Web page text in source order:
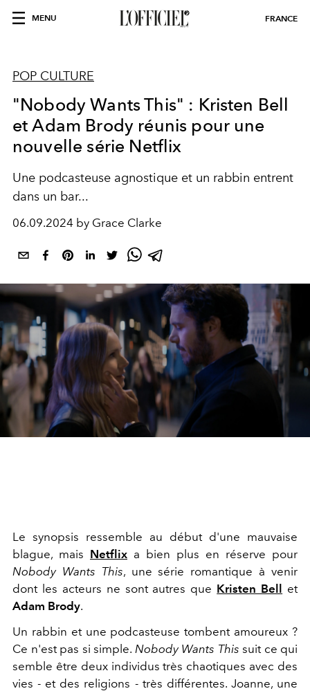
MENU FRANCE
POP CULTURE
"Nobody Wants This" : Kristen Bell
et Adam Brody réunis pour une
nouvelle série Netflix
Une podcasteuse agnostique et un rabbin entrent
dans un bar...
06.09.2024 by Grace Clarke
Le synopsis ressemble au début d'une mauvaise
blague, mais Netflix a bien plus en réserve pour
Nobody Wants This, une série romantique à venir
dont les acteurs ne sont autres que Kristen Bell et
Adam Brody.
Un rabbin et une podcasteuse tombent amoureux ?
Ce n'est pas si simple. Nobody Wants This suit ce qui
semble être deux individus très chaotiques avec des
vies - et des religions - très différentes. Joanne, une